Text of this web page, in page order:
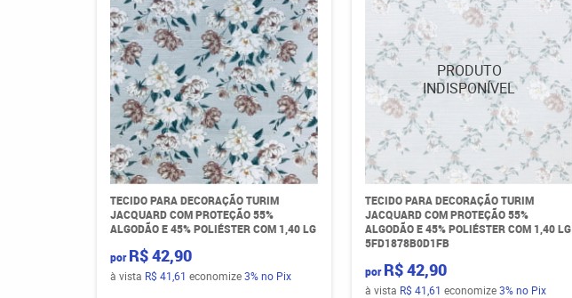
TECIDO PARA DECORAÇÃO TURIM
JACQUARD COM PROTEÇÃO 55%
ALGODÃO E 45% POLIÉSTER COM 1,40 LG
por R$ 42,90
à vista R$ 41,61 economize3% no Pix
TECIDO PARA DECORAÇÃO TURIM
JACQUARD COM PROTEÇÃO 55%
ALGODÃO E 45% POLIÉSTER COM 1,40 LG
5FD1878B0D1FB
por R$ 42,90
à vista R$ 41,61 economize3%no Pix